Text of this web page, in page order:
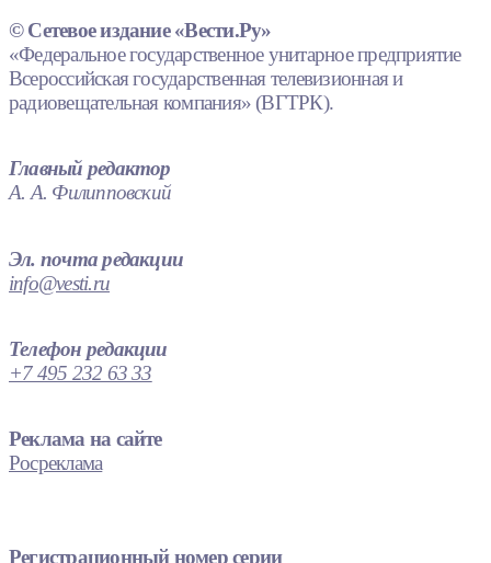
© Сетевое издание «Вести.Ру»
«Федеральное государственное унитарное предприятие
Всероссийская государственная телевизионная и
радиовещательная компания» (ВГТРК).
Главный редактор
А. А. Филипповский
Эл. почта редакции
info@vesti.ru
Телефон редакции
+7 495 232 63 33
Реклама на сайте
Росреклама
Регистрационный номер серии